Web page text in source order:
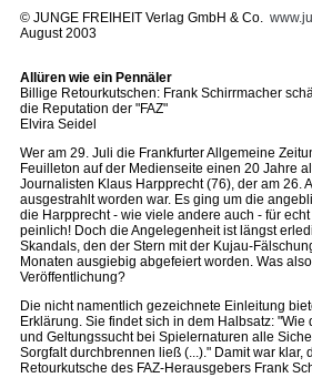
© JUNGE FREIHEIT Verlag GmbH & Co.
August 2003
Allüren wie ein Pennäler
Billige Retourkutschen: Frank Schirrmacher
die Reputation der "FAZ"
Elvira Seidel
Wer am 29. Juli die Frankfurter Allgemeine
Feuilleton auf der Medienseite einen 20 Jahre
Journalisten Klaus Harpprecht (76), der am 26.
ausgestrahlt worden war. Es ging um die
die Harpprecht - wie viele andere auch - für
peinlich! Doch die Angelegenheit ist längst
Skandals, den der Stern mit der Kujau-
Monaten ausgiebig abgefeiert worden. Was
Veröffentlichung?
Die nicht namentlich gezeichnete Einleitung
Erklärung. Sie findet sich in dem Halbsatz:
und Geltungssucht bei Spielernaturen alle
Sorgfalt durchbrennen ließ (...)." Damit war klar,
Retourkutsche des FAZ-Herausgebers Frank